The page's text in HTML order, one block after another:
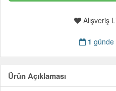
Alışveriş
1 günde
Ürün Açıklaması